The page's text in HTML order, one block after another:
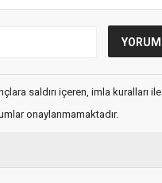
saldırı içeren, imla kuralları ile
onaylanmamaktadır.